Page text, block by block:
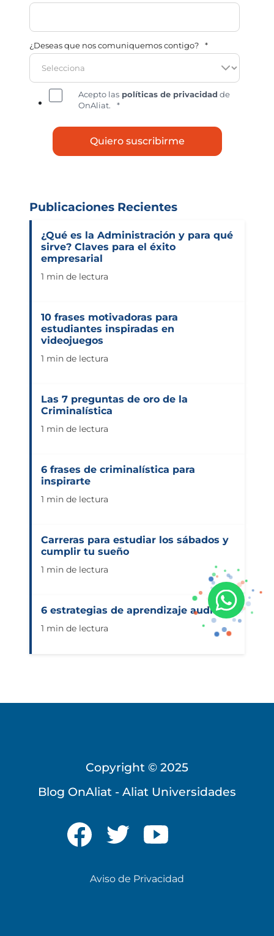
¿Deseas que nos comuniquemos contigo? *
Acepto las políticas de privacidad de
OnAliat.
*
Publicaciones Recientes
¿Qué es la Administración y para qué
sirve? Claves para el éxito
empresarial
1 min de lectura
10 frases motivadoras para
estudiantes inspiradas en
videojuegos
1 min de lectura
Las 7 preguntas de oro de la
Criminalística
1 min de lectura
6 frases de criminalística para
inspirarte
1 min de lectura
Carreras para estudiar los sábados y
cumplir tu sueño
1 min de lectura
6 estrategias de aprendizaje auditivo
1 min de lectura
Copyright © 2025
Blog OnAliat - Aliat Universidades
Aviso de Privacidad
Universidad Virtual
solo para nuevo ingreso